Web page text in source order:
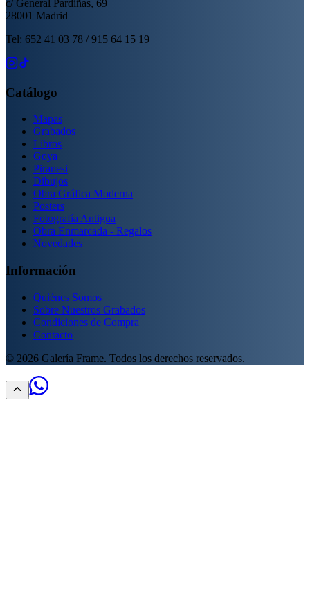
c/ General Pardiñas, 69
28001 Madrid
Tel: 652 41 03 78 / 915 64 15 19
Catálogo
Mapas
Grabados
Libros
Goya
Piranesi
Dibujos
Obra Gráfica Moderna
Posters
Fotografía Antigua
Obra Enmarcada - Regalos
Novedades
Información
Quiénes Somos
Sobre Nuestros Grabados
Condiciones de Compra
Contacto
© 2026 Galería Frame. Todos los derechos reservados.